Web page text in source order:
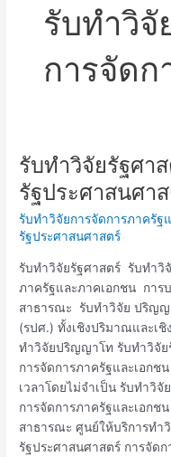
รับทำวิ
การจัดก
รับทำวิจัยรัฐศา
รัฐประศาสนศา
รับทำวิจัยการจัดการภาครัฐ
รัฐประศาสนศาสตร์
รับทำวิจัยรัฐศาสตร์ รับทำวิ
ภาครัฐและภาคเอกชน การ
สาธารณะ รับทำวิจัย ปริญญ
(รปศ.) ทั้งเชิงปริมาณและเ
ทำวิจัยปริญญาโท รับทำวิจัย
การจัดการภาครัฐและเอกช
เวลาโดยไม่จำเป็น รับทำวิ
การจัดการภาครัฐและเอกช
สาธารณะ ศูนย์ให้บริการท
รัฐประศาสนศาสตร์ การจัด
รับ
ทำ
วิจัย
รัฐศาสตร์
วิจัย
รัฐประศาสนศาสตร์
MPA
MPPM